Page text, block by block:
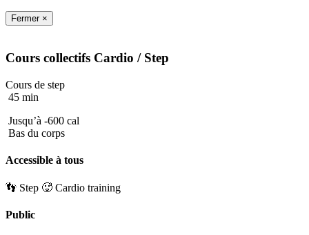
Fermer ×
Cours collectifs Cardio / Step
Cours de step
45 min
Jusqu’à -600 cal
Bas du corps
Accessible à tous
👣 Step 🥵 Cardio training
Public